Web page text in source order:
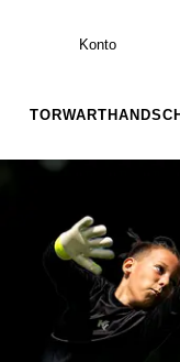
Konto